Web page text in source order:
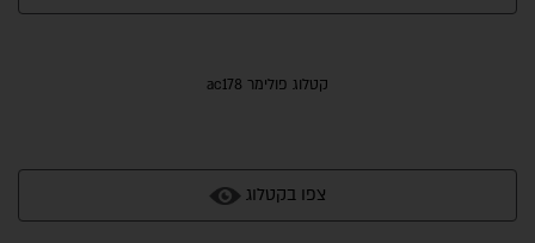
קטלוג פולימר ac178
צפו בקטלוג